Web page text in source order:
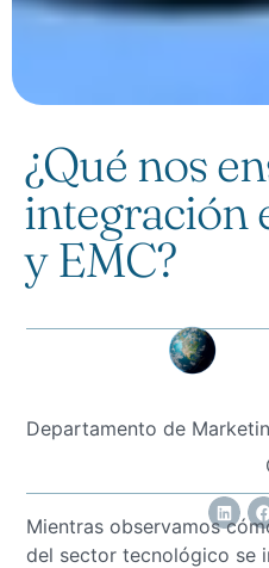
¿Qué nos
integración
y EMC?
Departamento de
Mientras observamos
del sector tecnológico se